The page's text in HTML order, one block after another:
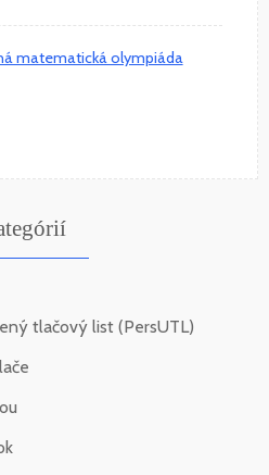
matematická olympiáda
tlačový list (PersUTL)